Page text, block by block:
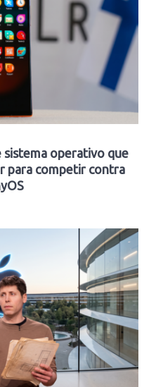
sistema operativo que
para competir contra